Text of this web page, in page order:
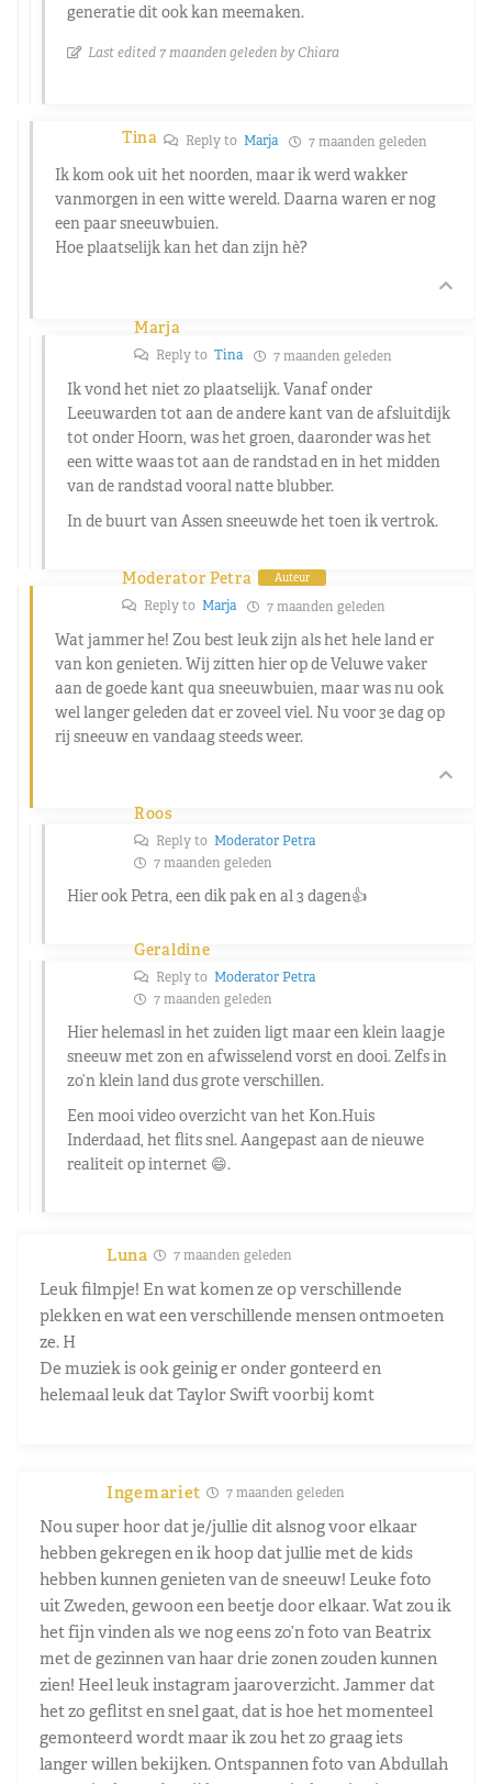
generatie dit ook kan meemaken.
Last edited 7 maanden geleden by Chiara
Tina Reply to Marja 7 maanden geleden
Ik kom ook uit het noorden, maar ik werd wakker
vanmorgen in een witte wereld. Daarna waren er nog
een paar sneeuwbuien.
Hoe plaatselijk kan het dan zijn hè?
Marja
Reply to Tina 7 maanden geleden
Ik vond het niet zo plaatselijk. Vanaf onder
Leeuwarden tot aan de andere kant van de afsluitdijk
tot onder Hoorn, was het groen, daaronder was het
een witte waas tot aan de randstad en in het midden
van de randstad vooral natte blubber.
In de buurt van Assen sneeuwde het toen ik vertrok.
Moderator Petra Auteur
Reply to Marja 7 maanden geleden
Wat jammer he! Zou best leuk zijn als het hele land er
van kon genieten. Wij zitten hier op de Veluwe vaker
aan de goede kant qua sneeuwbuien, maar was nu ook
wel langer geleden dat er zoveel viel. Nu voor 3e dag op
rij sneeuw en vandaag steeds weer.
Roos
Reply to Moderator Petra
7 maanden geleden
Hier ook Petra, een dik pak en al 3 dagen👍
Geraldine
Reply to Moderator Petra
7 maanden geleden
Hier helemasl in het zuiden ligt maar een klein laagje
sneeuw met zon en afwisselend vorst en dooi. Zelfs in
zo’n klein land dus grote verschillen.
Een mooi video overzicht van het Kon.Huis
Inderdaad, het flits snel. Aangepast aan de nieuwe
realiteit op internet 😄.
Luna 7 maanden geleden
Leuk filmpje! En wat komen ze op verschillende
plekken en wat een verschillende mensen ontmoeten
ze. H
De muziek is ook geinig er onder gonteerd en
helemaal leuk dat Taylor Swift voorbij komt
Ingemariet 7 maanden geleden
Nou super hoor dat je/jullie dit alsnog voor elkaar
hebben gekregen en ik hoop dat jullie met de kids
hebben kunnen genieten van de sneeuw! Leuke foto
uit Zweden, gewoon een beetje door elkaar. Wat zou ik
het fijn vinden als we nog eens zo’n foto van Beatrix
met de gezinnen van haar drie zonen zouden kunnen
zien! Heel leuk instagram jaaroverzicht. Jammer dat
het zo geflitst en snel gaat, dat is hoe het momenteel
gemonteerd wordt maar ik zou het zo graag iets
langer willen bekijken. Ontspannen foto van Abdullah